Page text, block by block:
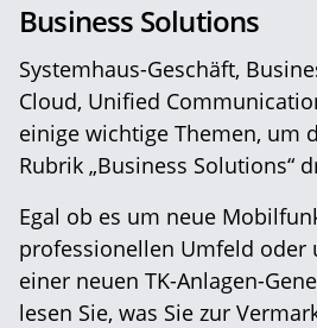
Business Solutions
Systemhaus-Geschäft,
Cloud, Unified
einige wichtige Themen, um
Rubrik „Business Solutions“
Egal ob es um neue
professionellen Umfeld oder
einer neuen TK-Anlagen-
lesen Sie, was Sie zur